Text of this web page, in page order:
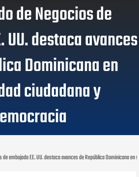
de Negocios de
UU. destaca avances
Dominicana en
ciudadana y
de embajada EE. UU. destaca avances de República Dominicana